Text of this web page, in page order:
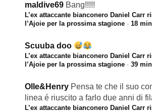
maldive69 Bang!!!!!
L’ex attaccante bianconero Daniel Carr
l’Ajoie per la prossima stagione · 18
Scuuba doo
L’ex attaccante bianconero Daniel Carr
l’Ajoie per la prossima stagione · 39
Olle&Henry Pensa te che il suo
linea é riuscito a farlo due anni di
L’ex attaccante bianconero Daniel Carr